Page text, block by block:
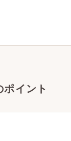
イント